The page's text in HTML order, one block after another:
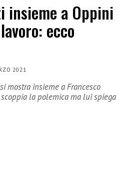
insieme a Oppini
ecco
2021
mostra insieme a Francesco
la polemica ma lui spiega